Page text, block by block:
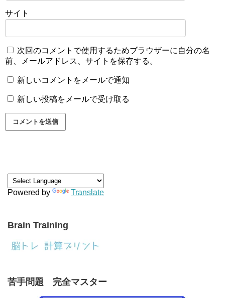
サイト
次回のコメントで使用するためブラウザーに自分の名
前、メールアドレス、サイトを保存する。
新しいコメントをメールで通知
新しい投稿をメールで受け取る
Powered by Translate
Brain Training
苦手問題 完全マスター